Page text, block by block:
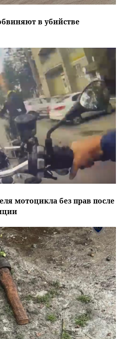
в убийстве
мотоцикла без прав после